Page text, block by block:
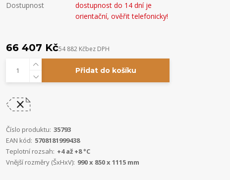
Dostupnost
dostupnost do 14 dní je
orientační, ověřit telefonicky!
66 407 Kč54 882 Kčbez DPH
Přidat do košíku
Číslo produktu: 35793
EAN kód: 5708181999438
Teplotní rozsah: +4 až +8 °C
Vnější rozměry (ŠxHxV): 990 x 850 x 1115 mm